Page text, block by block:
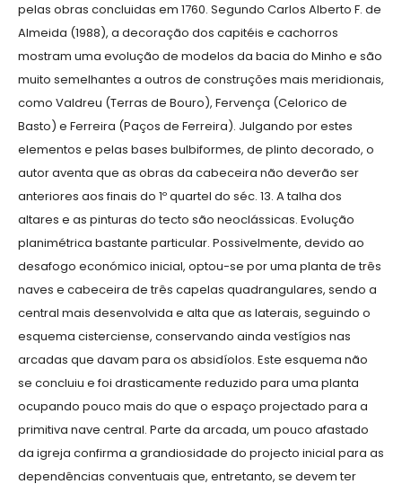
pelas obras concluidas em 1760. Segundo Carlos Alberto F. de
Almeida (1988), a decoração dos capitéis e cachorros
mostram uma evolução de modelos da bacia do Minho e são
muito semelhantes a outros de construções mais meridionais,
como Valdreu (Terras de Bouro), Fervença (Celorico de
Basto) e Ferreira (Paços de Ferreira). Julgando por estes
elementos e pelas bases bulbiformes, de plinto decorado, o
autor aventa que as obras da cabeceira não deverão ser
anteriores aos finais do 1º quartel do séc. 13. A talha dos
altares e as pinturas do tecto são neoclássicas. Evolução
planimétrica bastante particular. Possivelmente, devido ao
desafogo económico inicial, optou-se por uma planta de três
naves e cabeceira de três capelas quadrangulares, sendo a
central mais desenvolvida e alta que as laterais, seguindo o
esquema cisterciense, conservando ainda vestígios nas
arcadas que davam para os absidíolos. Este esquema não
se concluiu e foi drasticamente reduzido para uma planta
ocupando pouco mais do que o espaço projectado para a
primitiva nave central. Parte da arcada, um pouco afastado
da igreja confirma a grandiosidade do projecto inicial para as
dependências conventuais que, entretanto, se devem ter